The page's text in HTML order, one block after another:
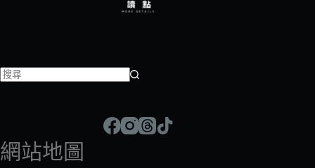
符
合
網站地圖